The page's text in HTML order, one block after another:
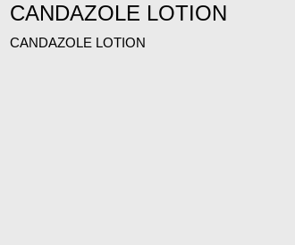
CANDAZOLE LOTION
CANDAZOLE LOTION